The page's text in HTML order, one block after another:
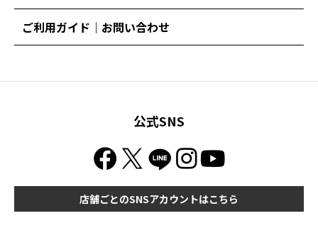
ご利用ガイド｜お問い合わせ
公式SNS
店舗ごとのSNSアカウントはこちら